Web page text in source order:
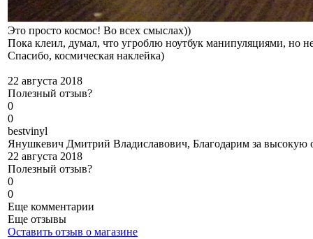
Это просто космос! Во всех смыслах))
Пока клеил, думал, что угроблю ноутбук манипуляциями, но
Спасибо, космическая наклейка)
22 августа 2018
Полезный отзыв?
0
0
bestvinyl
Янушкевич Дмитрий Владиславович, Благодарим за
22 августа 2018
Полезный отзыв?
0
0
Еще комментарии
Еще отзывы
Оставить отзыв о магазине